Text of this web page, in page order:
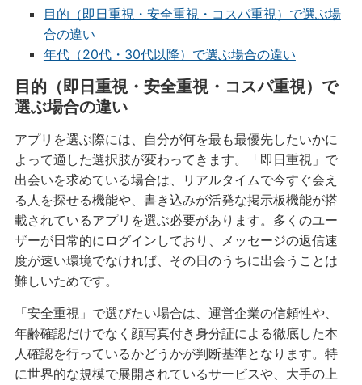
目的（即日重視・安全重視・コスパ重視）で選ぶ場
合の違い
年代（20代・30代以降）で選ぶ場合の違い
目的（即日重視・安全重視・コスパ重視）で
選ぶ場合の違い
アプリを選ぶ際には、自分が何を最も最優先したいかに
よって適した選択肢が変わってきます。「即日重視」で
出会いを求めている場合は、リアルタイムで今すぐ会え
る人を探せる機能や、書き込みが活発な掲示板機能が搭
載されているアプリを選ぶ必要があります。多くのユー
ザーが日常的にログインしており、メッセージの返信速
度が速い環境でなければ、その日のうちに出会うことは
難しいためです。
「安全重視」で選びたい場合は、運営企業の信頼性や、
年齢確認だけでなく顔写真付き身分証による徹底した本
人確認を行っているかどうかが判断基準となります。特
に世界的な規模で展開されているサービスや、大手の上